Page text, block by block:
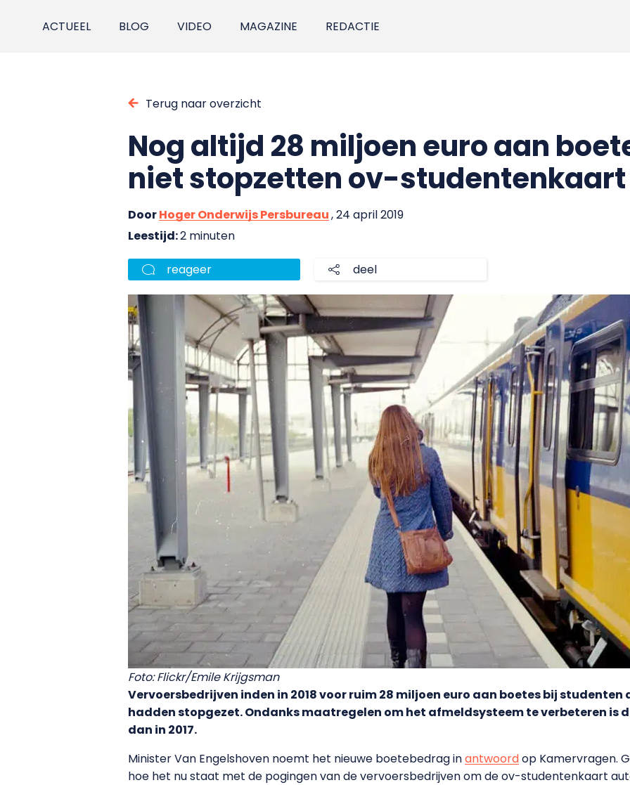
ACTUEEL BLOG VIDEO MAGAZINE REDACTIE
Terug naar overzicht
Nog altijd 28 miljoen euro aan
niet stopzetten ov-studentenkaart
DoorHoger Onderwijs Persbureau, 24 april 2019
Leestijd:2 minuten
reageer deel
Foto: Flickr/Emile Krijgsman
Vervoersbedrijven inden in 2018 voor ruim 28 miljoen euro aan boetes bij
hadden stopgezet. Ondanks maatregelen om het afmeldsysteem te verbeteren is
dan in 2017.
Minister Van Engelshoven noemt het nieuwe boetebedrag inantwoordop Kamervragen.
hoe het nu staat met de pogingen van de vervoersbedrijven om de ov-studentenkaart